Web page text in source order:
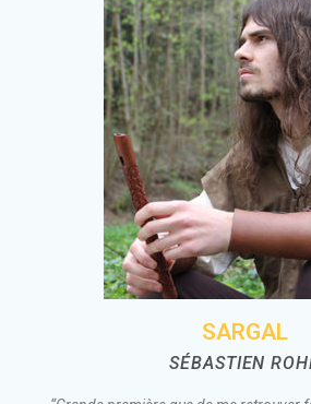
SARGAL
SÉBASTIEN